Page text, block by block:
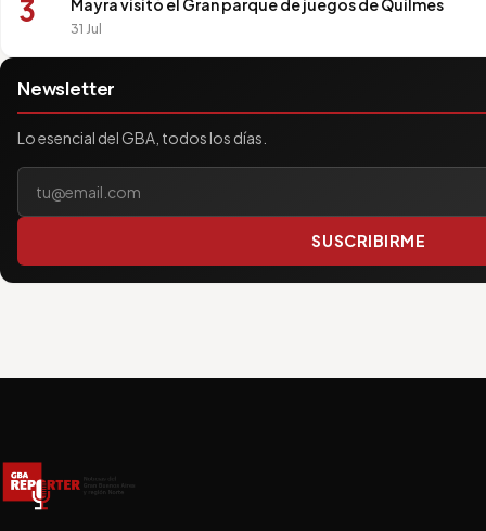
3 Mayra visitó el Gran parque de juegos de Quilmes
31 Jul
Newsletter
Lo esencial del GBA, todos los días.
SUSCRIBIRME